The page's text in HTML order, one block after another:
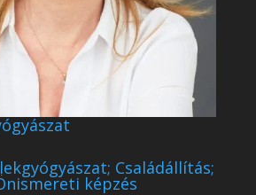
Családállítás;
képzés